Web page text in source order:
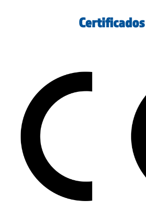
Certificados